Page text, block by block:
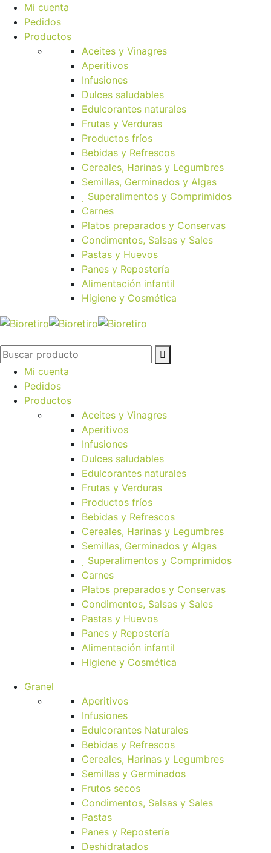
Mi cuenta
Pedidos
Productos
Aceites y Vinagres
Aperitivos
Infusiones
Dulces saludables
Edulcorantes naturales
Frutas y Verduras
Productos fríos
Bebidas y Refrescos
Cereales, Harinas y Legumbres
Semillas, Germinados y Algas
Superalimentos y Comprimidos
Carnes
Platos preparados y Conservas
Condimentos, Salsas y Sales
Pastas y Huevos
Panes y Repostería
Alimentación infantil
Higiene y Cosmética
Mi cuenta
Pedidos
Productos
Aceites y Vinagres
Aperitivos
Infusiones
Dulces saludables
Edulcorantes naturales
Frutas y Verduras
Productos fríos
Bebidas y Refrescos
Cereales, Harinas y Legumbres
Semillas, Germinados y Algas
Superalimentos y Comprimidos
Carnes
Platos preparados y Conservas
Condimentos, Salsas y Sales
Pastas y Huevos
Panes y Repostería
Alimentación infantil
Higiene y Cosmética
Granel
Aperitivos
Infusiones
Edulcorantes Naturales
Bebidas y Refrescos
Cereales, Harinas y Legumbres
Semillas y Germinados
Frutos secos
Condimentos, Salsas y Sales
Pastas
Panes y Repostería
Deshidratados